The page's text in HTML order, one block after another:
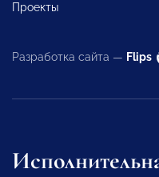
Проекты
Разработка сайта — Flips